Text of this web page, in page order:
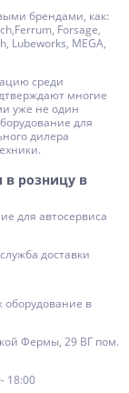
брендами, как:
Forsage,
Lubeworks, MEGA,
среди
многие
уже не один
для
дилера
в розницу в
для автосервиса
доставки
оборудование в
Фермы, 29 ВГ пом.
18:00